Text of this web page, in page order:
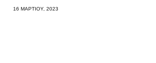
16 ΜΑΡΤΊΟΥ, 2023